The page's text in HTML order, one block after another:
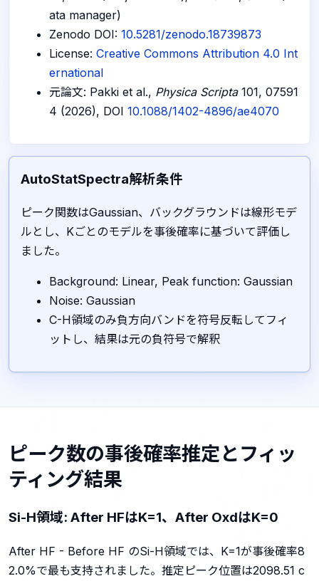
ata manager)
Zenodo DOI: 10.5281/zenodo.18739873
License: Creative Commons Attribution 4.0 Int
ernational
元論文: Pakki et al., Physica Scripta101, 07591
4 (2026), DOI 10.1088/1402-4896/ae4070
AutoStatSpectra解析条件
ピーク関数はGaussian、バックグラウンドは線形モデ
ルとし、Kごとのモデルを事後確率に基づいて評価し
ました。
Background: Linear, Peak function: Gaussian
Noise: Gaussian
C-H領域のみ負方向バンドを符号反転してフィ
ットし、結果は元の負符号で解釈
ピーク数の事後確率推定とフィッ
ティング結果
Si-H領域: After HFはK=1、After OxdはK=0
After HF - Before HF のSi-H領域では、K=1が事後確率8
2.0%で最も支持されました。推定ピーク位置は2098.51 c